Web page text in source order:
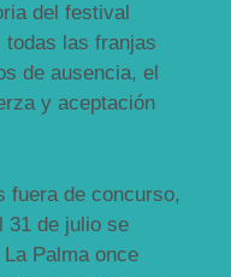
del festival
todas las franjas
de ausencia, el
y aceptación
fuera de concurso,
31 de julio se
Palma once